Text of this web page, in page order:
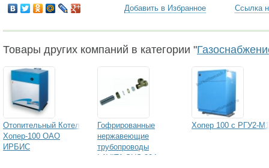
Добавить в Избранное Ссылка
Товары других компаний в категории "
Отопительный Котел
Хопер-100 ОАО
ИРБИС
Гофрированные
нержавеющие
трубопроводы
LAVITA SUS 304
Хопер 100 с РГУ2-М1